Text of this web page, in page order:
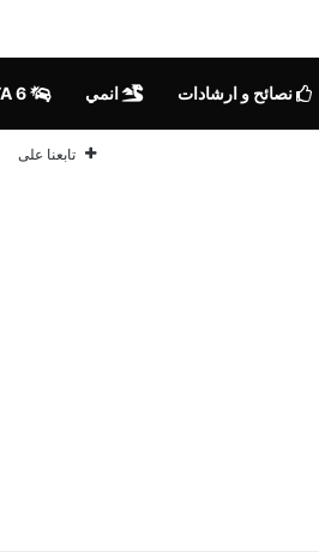
نصائح و ارشادات انمي GTA 6
تابعنا على